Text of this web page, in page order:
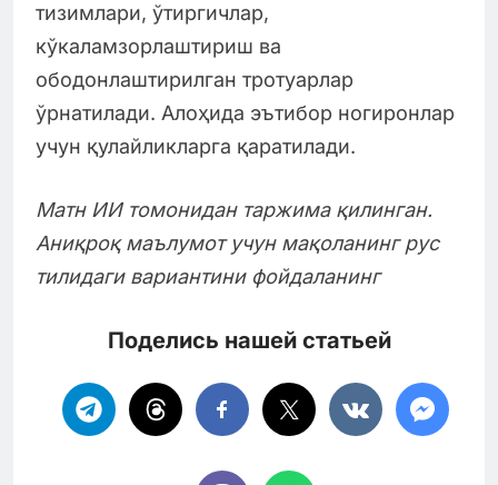
тизимлари, ўтиргичлар,
кўкаламзорлаштириш ва
ободонлаштирилган тротуарлар
ўрнатилади. Алоҳида эътибор ногиронлар
учун қулайликларга қаратилади.
Матн ИИ томонидан таржима қилинган.
Аниқроқ маълумот учун мақоланинг рус
тилидаги вариантини фойдаланинг
Поделись нашей статьей